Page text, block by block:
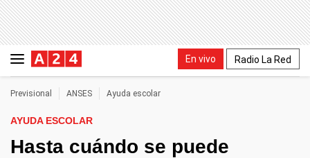
En vivo Radio La Red
Previsional ANSES Ayuda escolar
AYUDA ESCOLAR
Hasta cuándo se puede